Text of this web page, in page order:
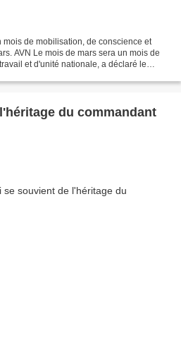
mois de mobilisation, de conscience et
AVN Le mois de mars sera un mois de
et d'unité nationale, a déclaré le
du commandant